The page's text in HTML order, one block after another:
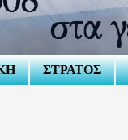
ΣΤΡΑΤΟΣ